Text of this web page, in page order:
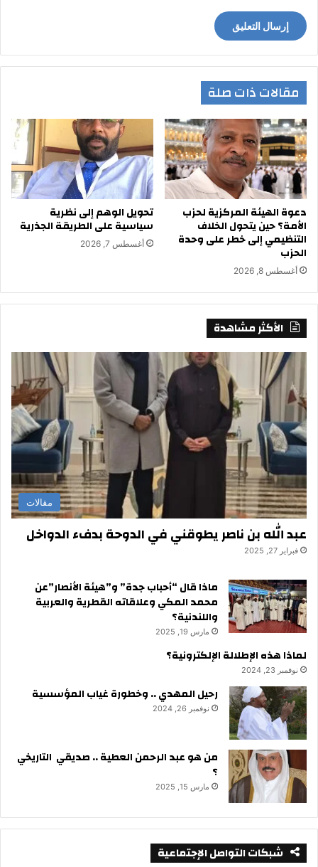
مقالات ذات صلة
دعوة الهيئة المركزية لحزب
الأمة؟ حين يتحول الخلاف
التنظيمي إلى خطر على وحدة
الحزب
أغسطس 8, 2026
تحويل الوهم إلى نظرية
سياسية على الطريقة الجذرية
أغسطس 7, 2026
الأكثر مشاهدة
مقالات
عبد الله بن ناصر يطوقني في الدوحة بدفء الدواخل
فبراير 27, 2025
ماذا قال “أحباب جدة” و”هيئة الأنصار”عن
محمد المكي وعلاقاته القطرية والعربية
واللندنية؟
مارس 19, 2025
لماذا هذه الإطلالة الإلكترونية؟
نوفمبر 23, 2024
رحيل المهدي .. وخطورة غياب المؤسسية
نوفمبر 26, 2024
من هو عبد الرحمن العطية .. صديقي التاريخي
؟
مارس 15, 2025
شبكات التواصل الإجتماعية